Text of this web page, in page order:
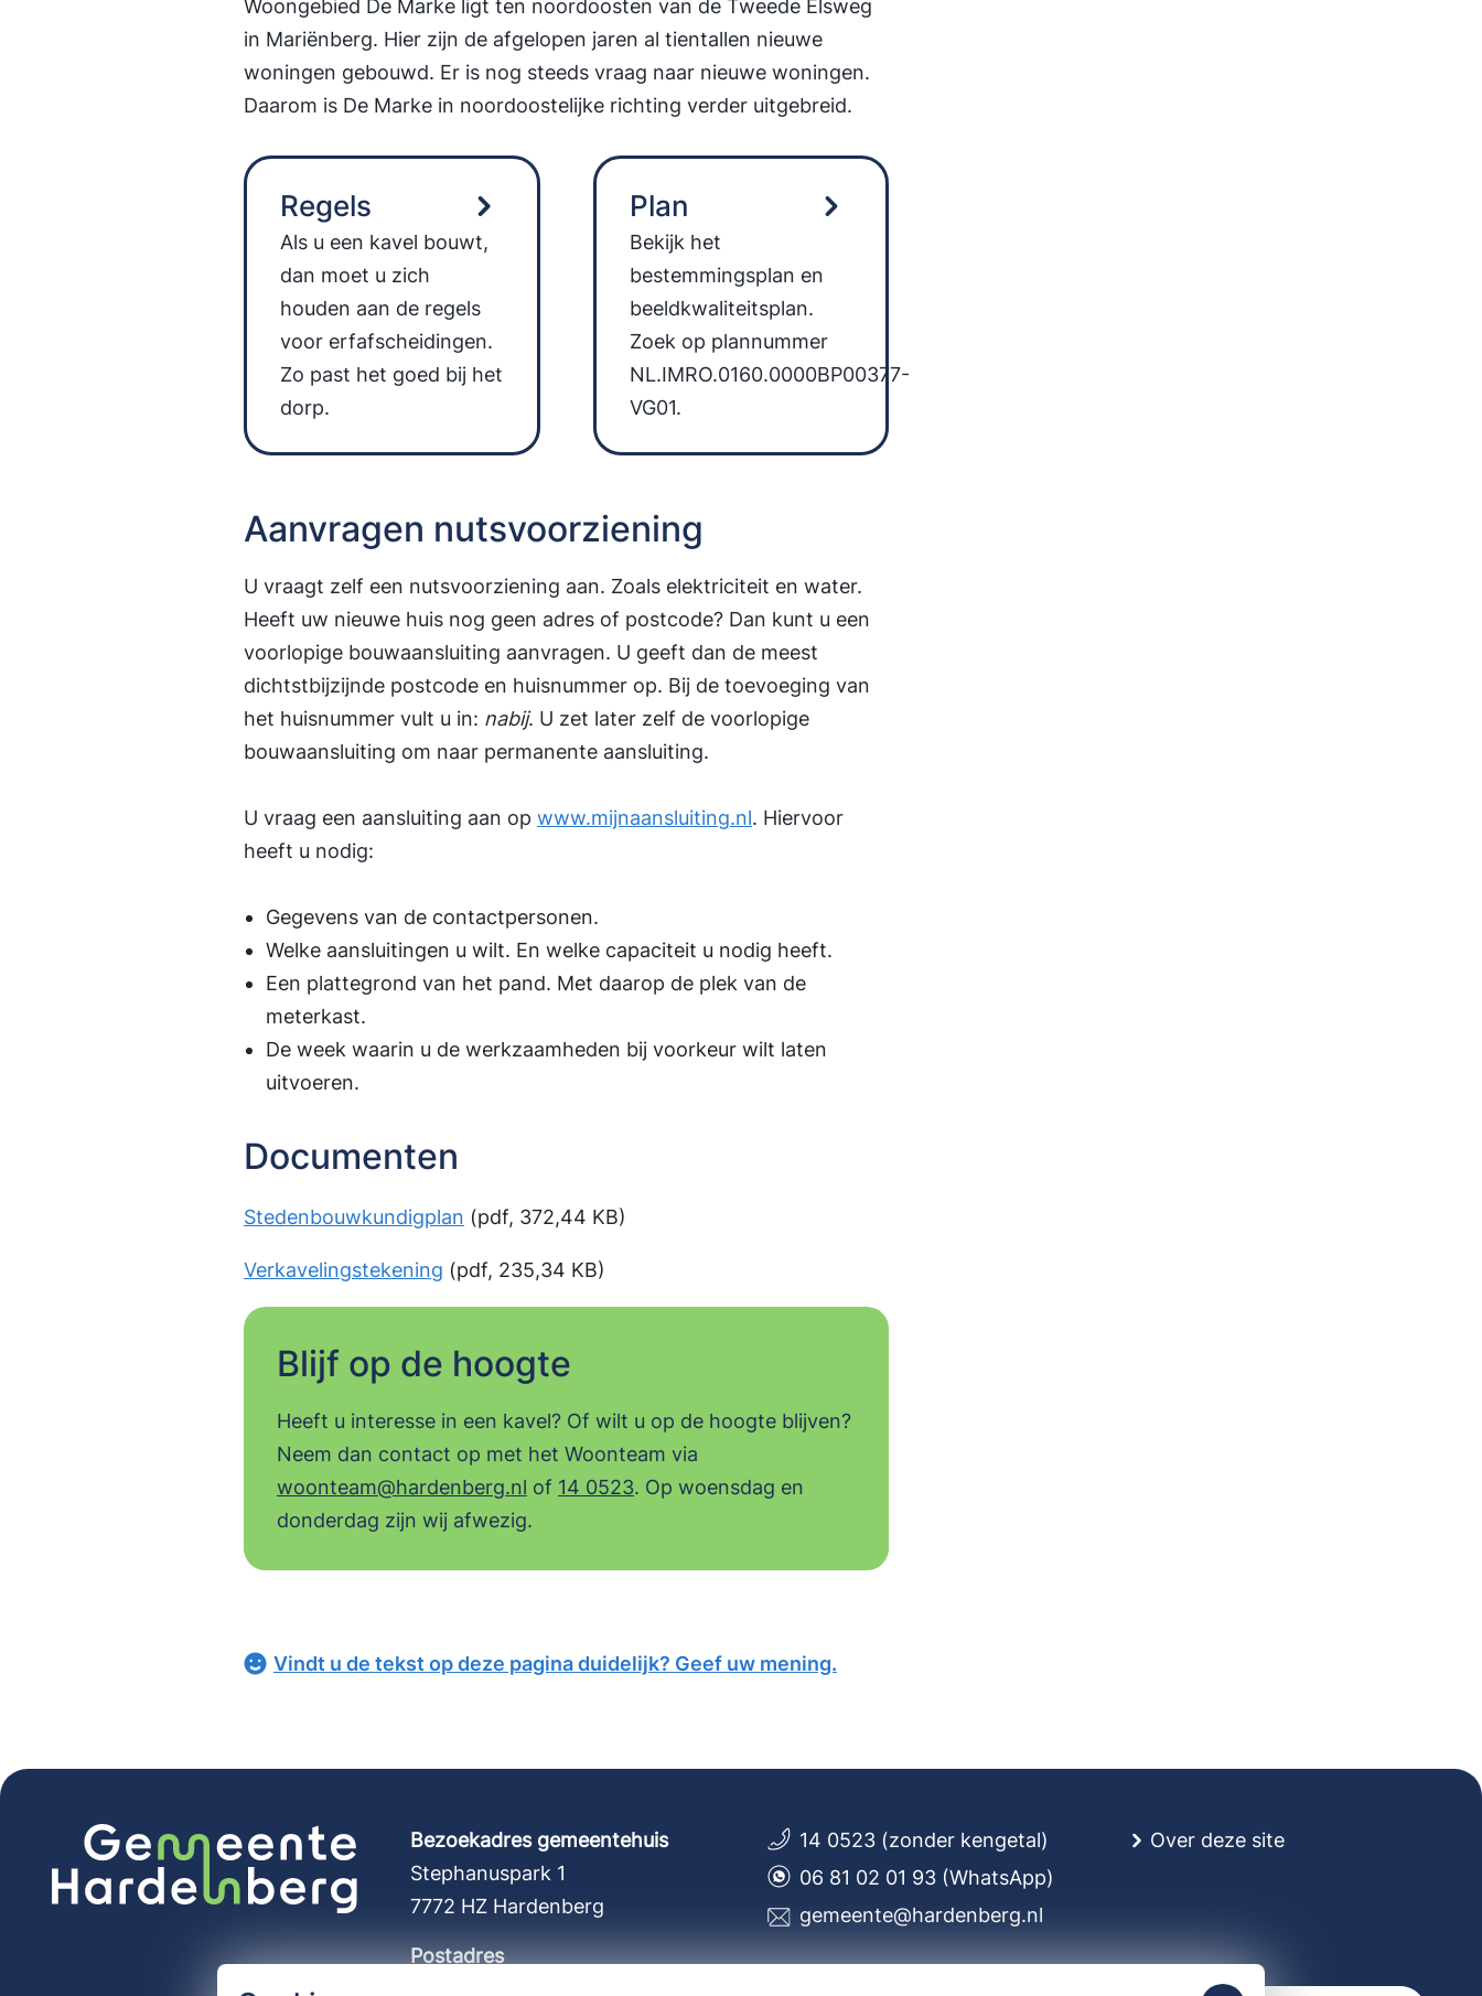
Woongebied De Marke ligt ten noordoosten van de Tweede Elsweg
in Mariënberg. Hier zijn de afgelopen jaren al tientallen nieuwe
woningen gebouwd. Er is nog steeds vraag naar nieuwe woningen.
Daarom is De Marke in noordoostelijke richting verder uitgebreid.
Regels
Als u een kavel bouwt,
dan moet u zich
houden aan de regels
voor erfafscheidingen.
Zo past het goed bij het
dorp.
Plan
Bekijk het
bestemmingsplan en
beeldkwaliteitsplan.
Zoek op plannummer
NL.IMRO.0160.0000BP00377-
VG01.
Aanvragen nutsvoorziening
U vraagt zelf een nutsvoorziening aan. Zoals elektriciteit en water.
Heeft uw nieuwe huis nog geen adres of postcode? Dan kunt u een
voorlopige bouwaansluiting aanvragen. U geeft dan de meest
dichtstbijzijnde postcode en huisnummer op. Bij de toevoeging van
het huisnummer vult u in: nabij. U zet later zelf de voorlopige
bouwaansluiting om naar permanente aansluiting.
U vraag een aansluiting aan op www.mijnaansluiting.nl. Hiervoor
heeft u nodig:
Gegevens van de contactpersonen.
Welke aansluitingen u wilt. En welke capaciteit u nodig heeft.
Een plattegrond van het pand. Met daarop de plek van de
meterkast.
De week waarin u de werkzaamheden bij voorkeur wilt laten
uitvoeren.
Documenten
Stedenbouwkundigplan (pdf, 372,44 KB)
Verkavelingstekening (pdf, 235,34 KB)
Blijf op de hoogte
Heeft u interesse in een kavel? Of wilt u op de hoogte blijven?
Neem dan contact op met het Woonteam via
woonteam@hardenberg.nl of 14 0523. Op woensdag en
donderdag zijn wij afwezig.
Vindt u de tekst op deze pagina duidelijk? Geef uw mening.
Bezoekadres gemeentehuis
Stephanuspark 1
7772 HZ Hardenberg
Postadres
14 0523 (zonder kengetal)
06 81 02 01 93 (WhatsApp)
gemeente@hardenberg.nl
Over deze site